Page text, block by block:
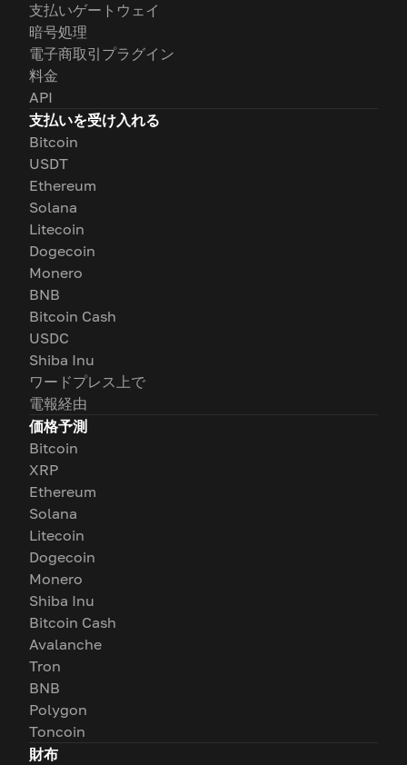
支払いゲートウェイ
暗号処理
電子商取引プラグイン
料金
API
支払いを受け入れる
Bitcoin
USDT
Ethereum
Solana
Litecoin
Dogecoin
Monero
BNB
Bitcoin Cash
USDC
Shiba Inu
ワードプレス上で
電報経由
価格予測
Bitcoin
XRP
Ethereum
Solana
Litecoin
Dogecoin
Monero
Shiba Inu
Bitcoin Cash
Avalanche
Tron
BNB
Polygon
Toncoin
財布